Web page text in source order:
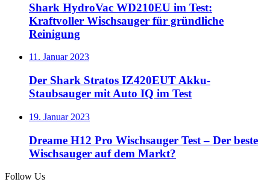
Shark HydroVac WD210EU im Test:
Kraftvoller Wischsauger für gründliche
Reinigung
11. Januar 2023
Der Shark Stratos IZ420EUT Akku-
Staubsauger mit Auto IQ im Test
19. Januar 2023
Dreame H12 Pro Wischsauger Test – Der beste
Wischsauger auf dem Markt?
Follow Us